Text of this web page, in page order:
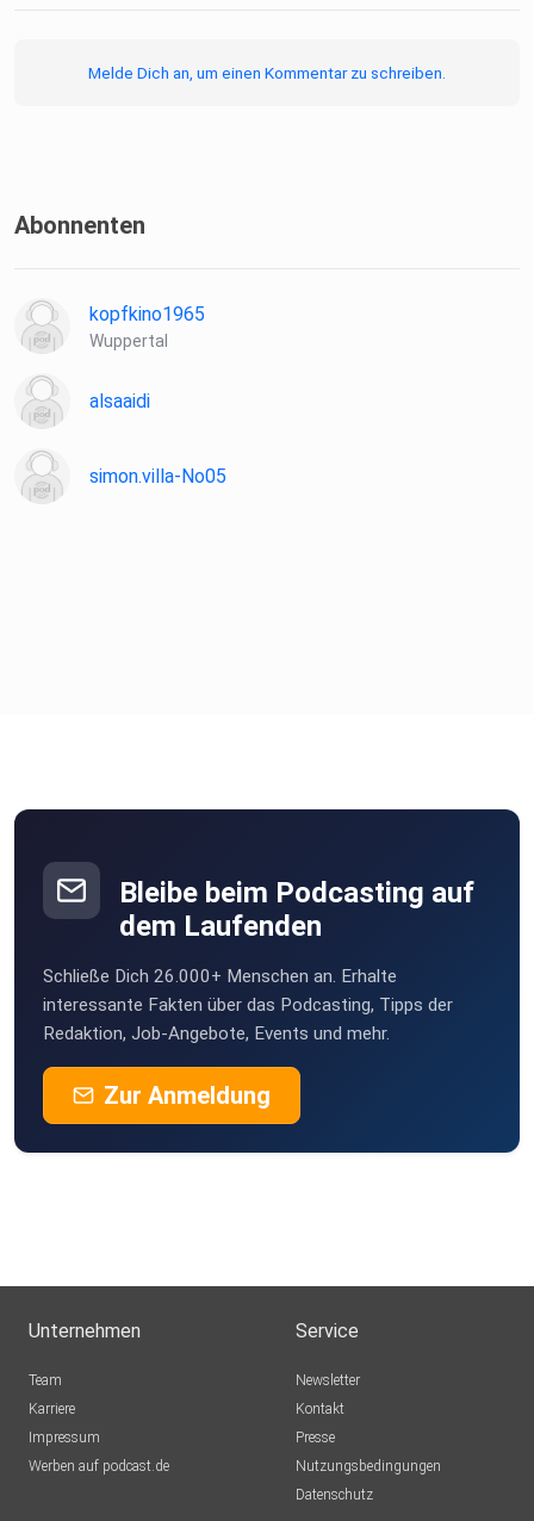
Melde Dich an, um einen Kommentar zu schreiben.
Abonnenten
kopfkino1965
Wuppertal
alsaaidi
simon.villa-No05
Bleibe beim Podcasting auf
dem Laufenden
Schließe Dich 26.000+ Menschen an. Erhalte
interessante Fakten über das Podcasting, Tipps der
Redaktion, Job-Angebote, Events und mehr.
Zur Anmeldung
Unternehmen
Team
Karriere
Impressum
Werben auf podcast.de
Service
Newsletter
Kontakt
Presse
Nutzungsbedingungen
Datenschutz